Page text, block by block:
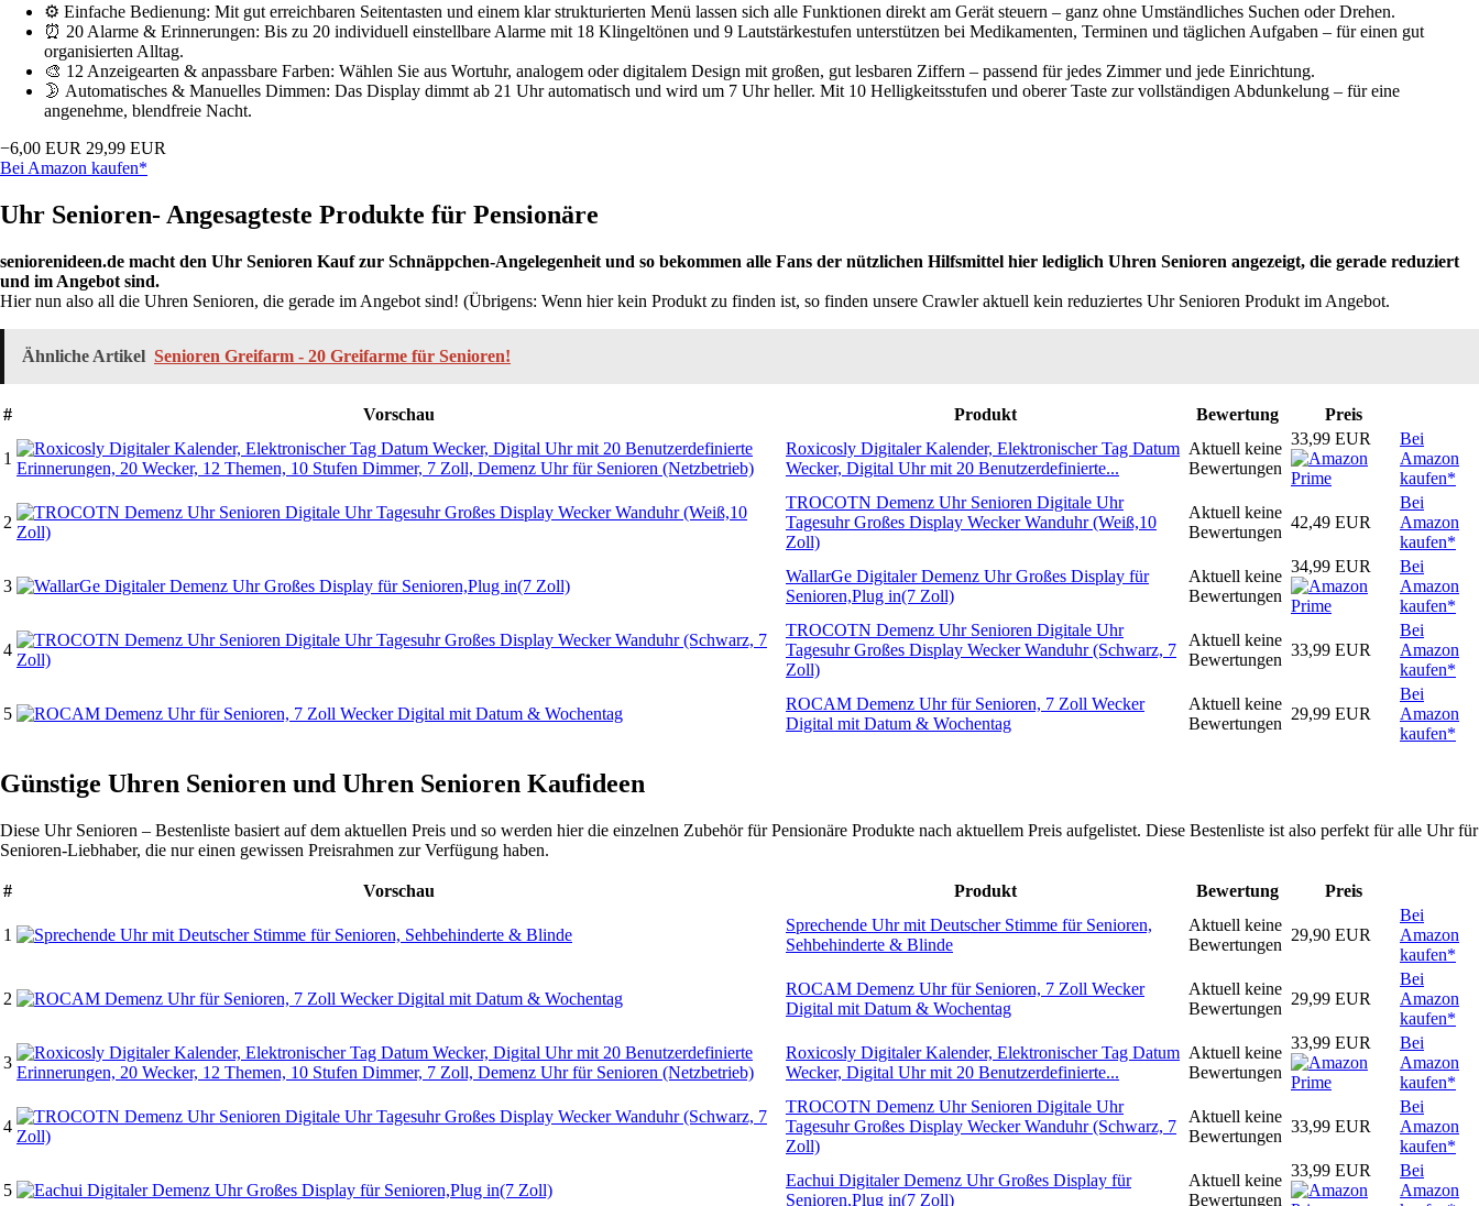
⚙️ Einfache Bedienung: Mit gut erreichbaren Seitentasten und einem klar strukturierten Menü lassen sich alle Funktionen direkt am Gerät steuern – ganz ohne Umständliches Suchen oder Drehen.
⏰ 20 Alarme & Erinnerungen: Bis zu 20 individuell einstellbare Alarme mit 18 Klingeltönen und 9 Lautstärkestufen unterstützen bei Medikamenten, Terminen und täglichen Aufgaben – für einen gut
organisierten Alltag.
🎨 12 Anzeigearten & anpassbare Farben: Wählen Sie aus Wortuhr, analogem oder digitalem Design mit großen, gut lesbaren Ziffern – passend für jedes Zimmer und jede Einrichtung.
🌛 Automatisches & Manuelles Dimmen: Das Display dimmt ab 21 Uhr automatisch und wird um 7 Uhr heller. Mit 10 Helligkeitsstufen und oberer Taste zur vollständigen Abdunkelung – für eine
angenehme, blendfreie Nacht.
−6,00 EUR 29,99 EUR
Bei Amazon kaufen*
Uhr Senioren- Angesagteste Produkte für Pensionäre
seniorenideen.de macht den Uhr Senioren Kauf zur Schnäppchen-Angelegenheit und so bekommen alle Fans der nützlichen Hilfsmittel hier lediglich Uhren Senioren angezeigt, die gerade reduziert
und im Angebot sind.
Hier nun also all die Uhren Senioren, die gerade im Angebot sind! (Übrigens: Wenn hier kein Produkt zu finden ist, so finden unsere Crawler aktuell kein reduziertes Uhr Senioren Produkt im Angebot.
Ähnliche Artikel Senioren Greifarm - 20 Greifarme für Senioren!
# Vorschau Produkt Bewertung Preis
1
Roxicosly Digitaler Kalender, Elektronischer Tag Datum
Wecker, Digital Uhr mit 20 Benutzerdefinierte...
Aktuell keine
Bewertungen
33,99 EUR
Bei
Amazon
kaufen*
2
TROCOTN Demenz Uhr Senioren Digitale Uhr
Tagesuhr Großes Display Wecker Wanduhr (Weiß,10
Zoll)
Aktuell keine
Bewertungen
42,49 EUR
Bei
Amazon
kaufen*
3
WallarGe Digitaler Demenz Uhr Großes Display für
Senioren,Plug in(7 Zoll)
Aktuell keine
Bewertungen
34,99 EUR
Bei
Amazon
kaufen*
4
TROCOTN Demenz Uhr Senioren Digitale Uhr
Tagesuhr Großes Display Wecker Wanduhr (Schwarz, 7
Zoll)
Aktuell keine
Bewertungen
33,99 EUR
Bei
Amazon
kaufen*
5
ROCAM Demenz Uhr für Senioren, 7 Zoll Wecker
Digital mit Datum & Wochentag
Aktuell keine
Bewertungen
29,99 EUR
Bei
Amazon
kaufen*
Günstige Uhren Senioren und Uhren Senioren Kaufideen
Diese Uhr Senioren – Bestenliste basiert auf dem aktuellen Preis und so werden hier die einzelnen Zubehör für Pensionäre Produkte nach aktuellem Preis aufgelistet. Diese Bestenliste ist also perfekt für alle Uhr für
Senioren-Liebhaber, die nur einen gewissen Preisrahmen zur Verfügung haben.
# Vorschau Produkt Bewertung Preis
1
Sprechende Uhr mit Deutscher Stimme für Senioren,
Sehbehinderte & Blinde
Aktuell keine
Bewertungen
29,90 EUR
Bei
Amazon
kaufen*
2
ROCAM Demenz Uhr für Senioren, 7 Zoll Wecker
Digital mit Datum & Wochentag
Aktuell keine
Bewertungen
29,99 EUR
Bei
Amazon
kaufen*
3
Roxicosly Digitaler Kalender, Elektronischer Tag Datum
Wecker, Digital Uhr mit 20 Benutzerdefinierte...
Aktuell keine
Bewertungen
33,99 EUR
Bei
Amazon
kaufen*
4
TROCOTN Demenz Uhr Senioren Digitale Uhr
Tagesuhr Großes Display Wecker Wanduhr (Schwarz, 7
Zoll)
Aktuell keine
Bewertungen
33,99 EUR
Bei
Amazon
kaufen*
5
Eachui Digitaler Demenz Uhr Großes Display für
Senioren,Plug in(7 Zoll)
Aktuell keine
Bewertungen
33,99 EUR
Bei
Amazon